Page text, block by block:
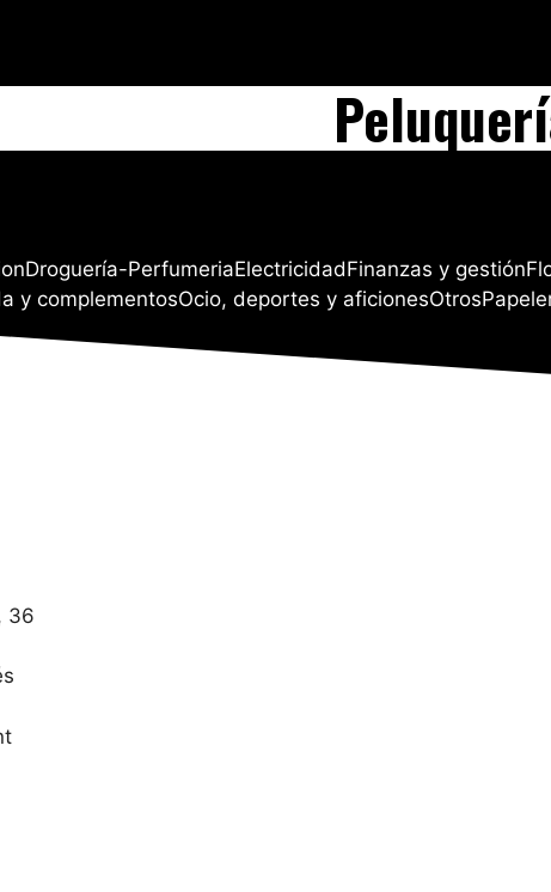
Droguería-PerfumeriaElectricidadFinanzas y gestión
y complementosOcio, deportes y aficionesOtros
36